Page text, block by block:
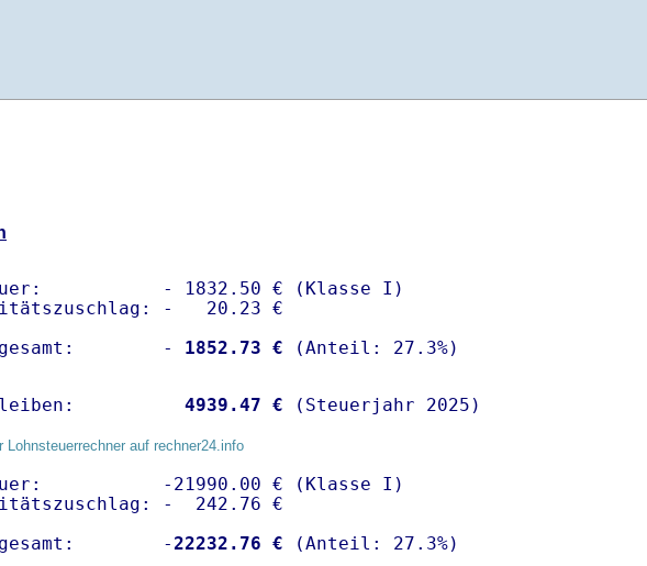
- 1832.50 € (Klasse I)
-   20.23 €
gesamt:        -
1852.73 €
bleiben: 4939.47 € (Steuerjahr 2025)
Lohnsteuerrechner auf rechner24.info
-21990.00 € (Klasse I)
-  242.76 €
gesamt:        -22232.76 €